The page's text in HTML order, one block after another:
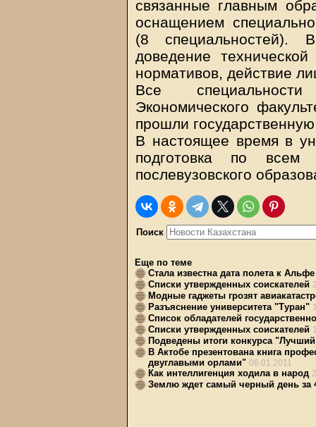
связанные главным
оснащением
(8 специальностей).
доведение
нормативов, действие
Все специальности
Экономического
прошли
В настоящее время в
подготовка по
послевузовского
Поиск
Еще по теме
Стала известна дата полета к
Списки утвержденных соискателей
Модные гаджеты грозят
Разъяснение университета "Туран"
Список обладателей
Списки утвержденных соискателей
Подведены итоги конкурса "Лучший
В Актобе презентована книга
двуглавыми орлами" 06.01.2011
Как интеллигенция ходила в народ
Землю ждет самый черный день за